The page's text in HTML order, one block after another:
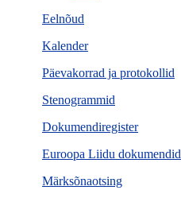
Eelnõud
Kalender
Päevakorrad ja protokollid
Stenogrammid
Dokumendiregister
Euroopa Liidu dokumendid
Märksõnaotsing